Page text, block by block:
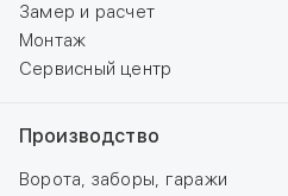
Замер и расчет
Монтаж
Сервисный центр
Производство
Ворота, заборы, гаражи